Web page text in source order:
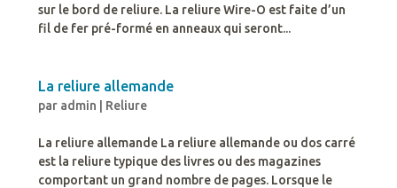
sur le bord de reliure. La reliure Wire-O est faite d’un
fil de fer pré-formé en anneaux qui seront...
La reliure allemande
par admin Reliure
La reliure allemande La reliure allemande ou dos carré
est la reliure typique des livres ou des magazines
comportant un grand nombre de pages. Lorsque le